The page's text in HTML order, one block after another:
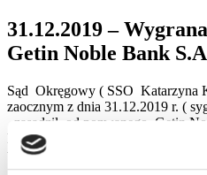
31.12.2019 –
Getin Noble Bank
Sąd Okręgowy ( SSO Katarzyna
zaocznym z dnia 31.12.2019 r. (
zasądził od pozwanego Getin
kredytobiorcy kwotę 103.167
ustawowymi za opóźnienie i